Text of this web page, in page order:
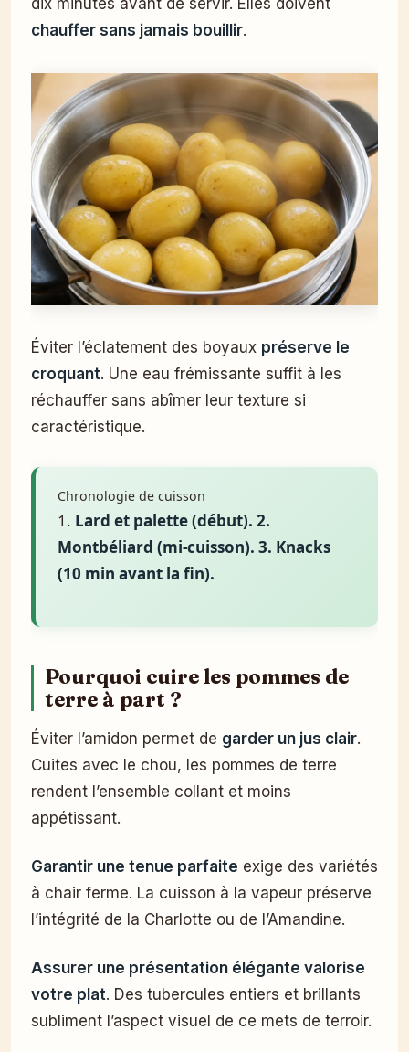
dix minutes avant de servir. Elles doivent
chauffer sans jamais bouillir.
Éviter l’éclatement des boyaux préserve le
croquant. Une eau frémissante suffit à les
réchauffer sans abîmer leur texture si
caractéristique.
Chronologie de cuisson
1. Lard et palette (début). 2.
Montbéliard (mi-cuisson). 3. Knacks
(10 min avant la fin).
Pourquoi cuire les pommes de
terre à part ?
Éviter l’amidon permet de garder un jus clair.
Cuites avec le chou, les pommes de terre
rendent l’ensemble collant et moins
appétissant.
Garantir une tenue parfaite exige des variétés
à chair ferme. La cuisson à la vapeur préserve
l’intégrité de la Charlotte ou de l’Amandine.
Assurer une présentation élégante valorise
votre plat. Des tubercules entiers et brillants
subliment l’aspect visuel de ce mets de terroir.